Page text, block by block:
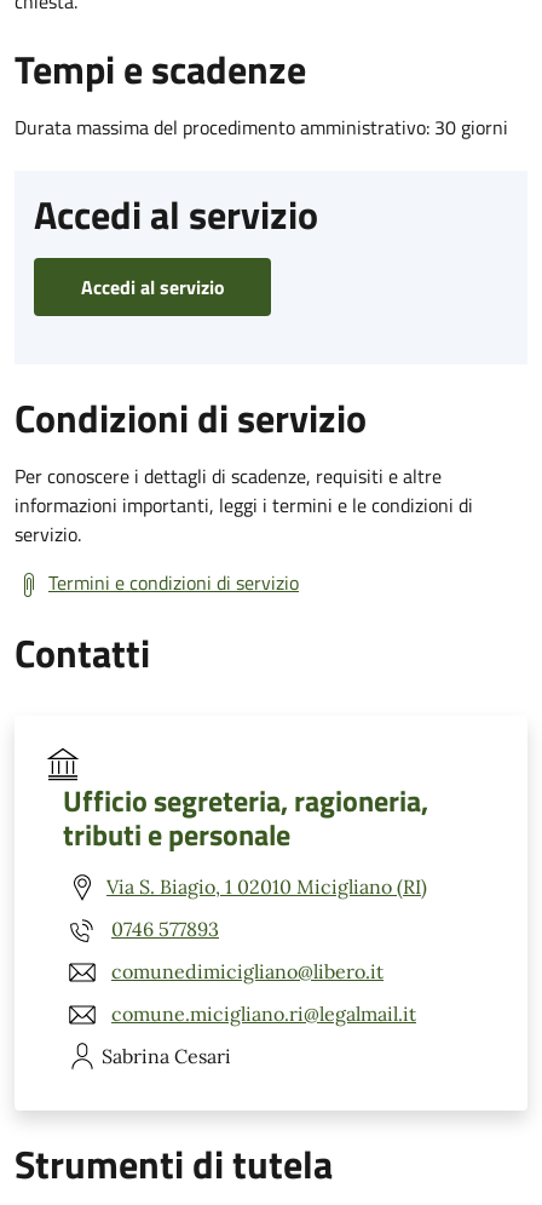
Tempi e scadenze
Durata massima del procedimento amministrativo: 30 giorni
Accedi al servizio
Accedi al servizio
Condizioni di servizio
Per conoscere i dettagli di scadenze, requisiti e altre
informazioni importanti, leggi i termini e le condizioni di
servizio.
Termini e condizioni di servizio
Contatti
Ufficio segreteria, ragioneria,
tributi e personale
Via S. Biagio, 1 02010 Micigliano (RI)
0746 577893
comunedimicigliano@libero.it
comune.micigliano.ri@legalmail.it
Sabrina Cesari
Strumenti di tutela